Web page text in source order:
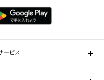
ービス